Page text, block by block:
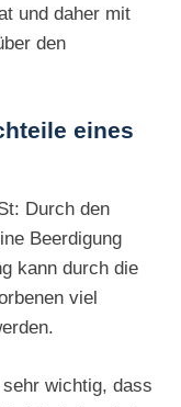
und daher mit
den
eines
Durch den
Beerdigung
kann durch die
viel
wichtig, dass